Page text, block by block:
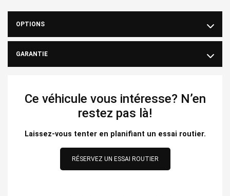
OPTIONS
GARANTIE
Ce véhicule vous intéresse? N’en
restez pas là!
Laissez-vous tenter en planifiant un essai routier.
RÉSERVEZ UN ESSAI ROUTIER